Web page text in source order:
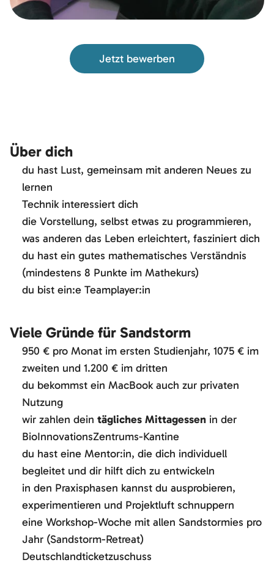
Jetzt bewerben
Über dich
du hast Lust, gemeinsam mit anderen Neues zu
lernen
Technik interessiert dich
die Vorstellung, selbst etwas zu programmieren,
was anderen das Leben erleichtert, fasziniert dich
du hast ein gutes mathematisches Verständnis
(mindestens 8 Punkte im Mathekurs)
du bist ein:e Teamplayer:in
Viele Gründe für Sandstorm
950 € pro Monat im ersten Studienjahr, 1075 € im
zweiten und 1.200 € im dritten
du bekommst ein MacBook auch zur privaten
Nutzung
wir zahlen dein tägliches Mittagessen in der
BioInnovationsZentrums-Kantine
du hast eine Mentor:in, die dich individuell
begleitet und dir hilft dich zu entwickeln
in den Praxisphasen kannst du ausprobieren,
experimentieren und Projektluft schnuppern
eine Workshop-Woche mit allen Sandstormies pro
Jahr (Sandstorm-Retreat)
Deutschlandticketzuschuss